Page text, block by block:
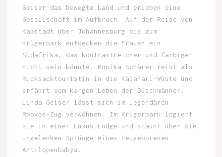
Geiser das bewegte Land und erleben eine
Gesellschaft im Aufbruch. Auf der Reise von
Kapstadt über Johannesburg bis zum
Krügerpark entdecken die Frauen ein
Südafrika, das kontrastreicher und farbiger
nicht sein könnte. Monika Schärer reist als
Rucksacktouristin in die Kalahari-Wüste und
erfährt vom kargen Leben der Buschmänner.
Linda Geiser lässt sich im legendären
Roovos-Zug verwöhnen. Im Krügerpark logiert
sie in einer Luxus-Lodge und staunt über die
ungelenken Sprünge eines neugeborenen
Antilopenbabys.